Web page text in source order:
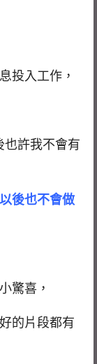
投入工作，
也許我不會有
後也不會做
驚喜，
的片段都有